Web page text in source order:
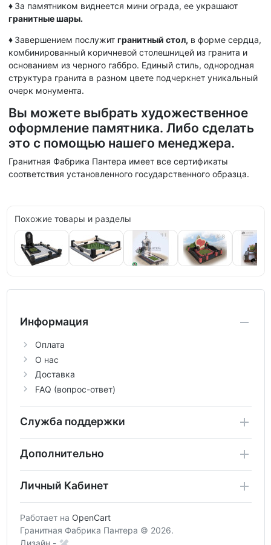
♦ За памятником виднеется мини ограда, ее украшают
гранитные шары.
♦ Завершением послужит гранитный стол, в форме сердца,
комбинированный коричневой столешницей из гранита и
основанием из черного габбро. Единый стиль, однородная
структура гранита в разном цвете подчеркнет уникальный
очерк монумента.
Вы можете выбрать художественное
оформление памятника. Либо сделать
это с помощью нашего менеджера.
Гранитная Фабрика Пантера имеет все сертификаты
соответствия установленного государственного образца.
Похожие товары и разделы
Информация
Оплата
О нас
Доставка
FAQ (вопрос-ответ)
Служба поддержки
Дополнительно
Личный Кабинет
Работает на OpenCart
Гранитная Фабрика Пантера © 2026.
Дизайн -